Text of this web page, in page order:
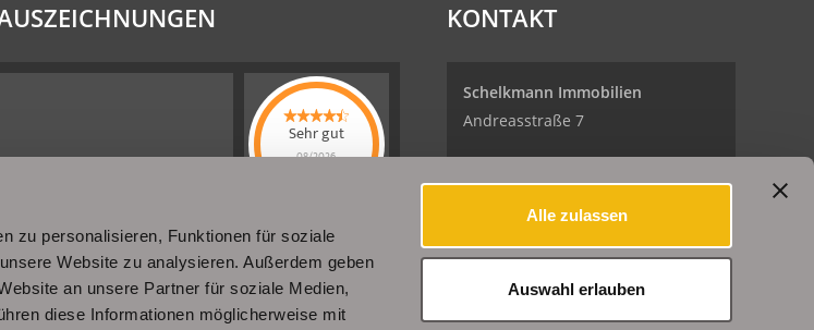
zu personalisieren, Funktionen für soziale
Website zu analysieren. Außerdem geben
an unsere Partner für soziale Medien,
diese Informationen möglicherweise mit
Alle zulassen
Auswahl erlauben
Sehr gut
08/2026
|110 Schelkmann
auf
werkenntdenBESTEN.de
KONTAKT
Schelkmann Immobilien
Andreasstraße 7
Fax: +49 (0) 361 / 240 261 79
E-Mail: info@schelkmann.de
Internet: www.schelkmann.de